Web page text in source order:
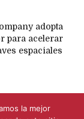
adopta
para acelerar
espaciales
la mejor